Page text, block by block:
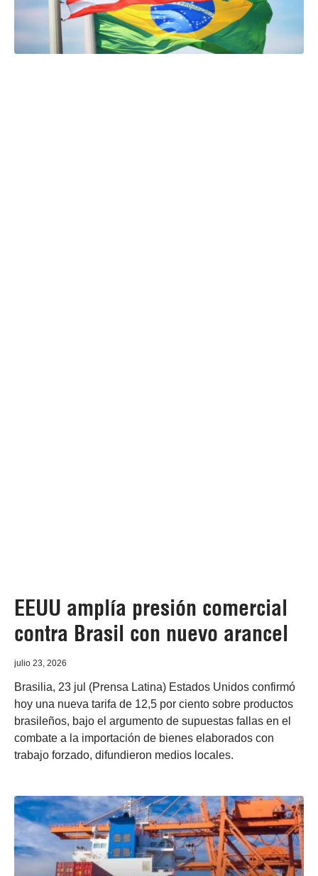
EEUU amplía presión comercial
contra Brasil con nuevo arancel
julio 23, 2026
Brasilia, 23 jul (Prensa Latina) Estados Unidos confirmó
hoy una nueva tarifa de 12,5 por ciento sobre productos
brasileños, bajo el argumento de supuestas fallas en el
combate a la importación de bienes elaborados con
trabajo forzado, difundieron medios locales.